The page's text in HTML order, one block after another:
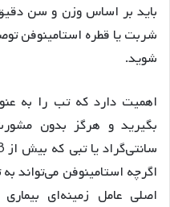
باید بر اساس وزن و سن
شربت یا قطره استامینوفن
شوید.
اهمیت دارد که تب را به
اگرچه استامینوفن می‌تواند
اصلی عامل زمینه‌ای